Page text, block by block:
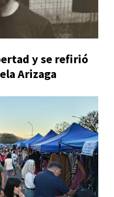
y se refirió
Arizaga